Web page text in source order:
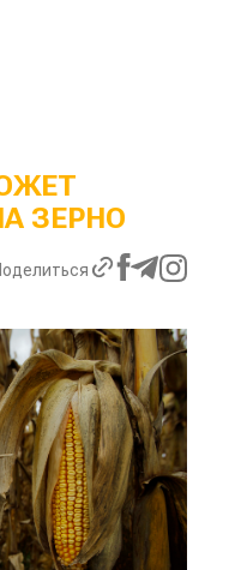
ЗЕРНО